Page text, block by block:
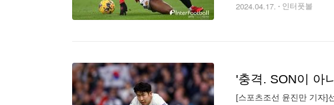
2024.04.17. 인터풋볼
[스포츠조선 윤진만 기자]